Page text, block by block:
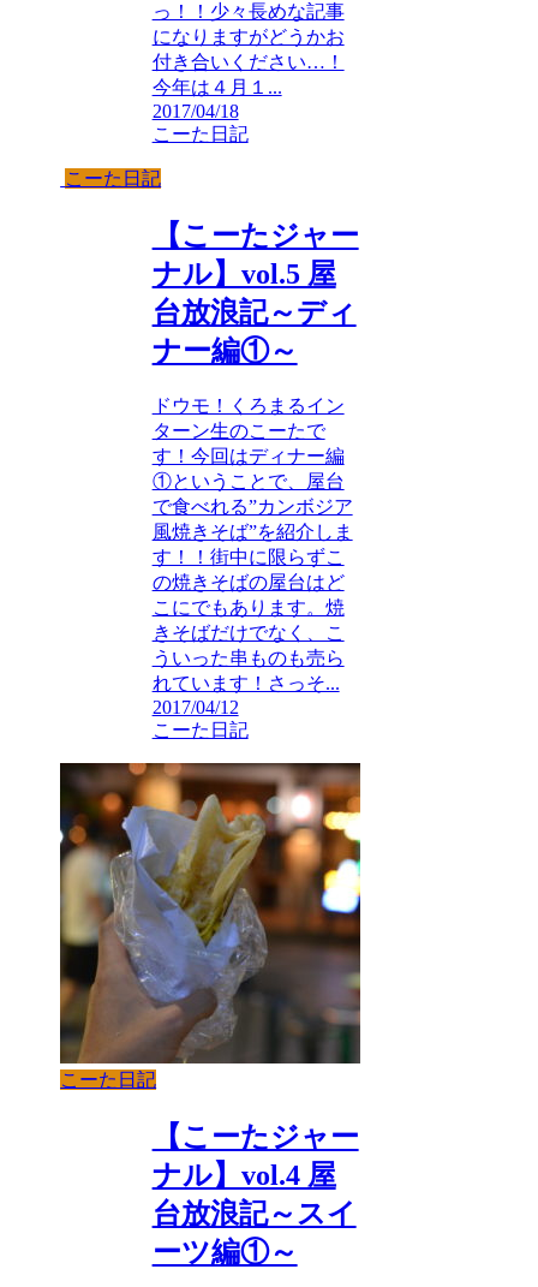
っ！！少々長めな記事
になりますがどうかお
付き合いください…！
今年は４月１...
2017/04/18
こーた日記
こーた日記
【こーたジャー
ナル】vol.5 屋
台放浪記～ディ
ナー編①～
ドウモ！くろまるイン
ターン生のこーたで
す！今回はディナー編
①ということで、屋台
で食べれる”カンボジア
風焼きそば”を紹介しま
す！！街中に限らずこ
の焼きそばの屋台はど
こにでもあります。焼
きそばだけでなく、こ
ういった串ものも売ら
れています！さっそ...
2017/04/12
こーた日記
こーた日記
【こーたジャー
ナル】vol.4 屋
台放浪記～スイ
ーツ編①～